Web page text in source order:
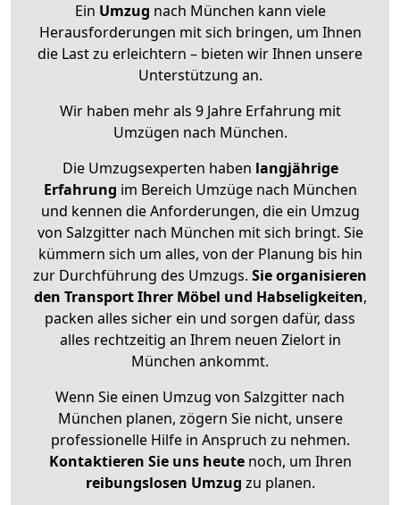
Ein Umzug nach München kann viele
Herausforderungen mit sich bringen, um Ihnen
die Last zu erleichtern – bieten wir Ihnen unsere
Unterstützung an.
Wir haben mehr als 9 Jahre Erfahrung mit
Umzügen nach München.
Die Umzugsexperten haben langjährige
Erfahrung im Bereich Umzüge nach München
und kennen die Anforderungen, die ein Umzug
von Salzgitter nach München mit sich bringt. Sie
kümmern sich um alles, von der Planung bis hin
zur Durchführung des Umzugs. Sie organisieren
den Transport Ihrer Möbel und Habseligkeiten,
packen alles sicher ein und sorgen dafür, dass
alles rechtzeitig an Ihrem neuen Zielort in
München ankommt.
Wenn Sie einen Umzug von Salzgitter nach
München planen, zögern Sie nicht, unsere
professionelle Hilfe in Anspruch zu nehmen.
Kontaktieren Sie uns heutenoch, um Ihren
reibungslosen Umzug zu planen.